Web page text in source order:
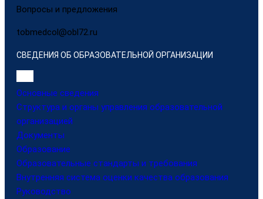
Вопросы и предложения
tobmedcol@obl72.ru
СВЕДЕНИЯ ОБ ОБРАЗОВАТЕЛЬНОЙ ОРГАНИЗАЦИИ
Основные сведения
Структура и органы управления образовательной
организацией
Документы
Образование
Образовательные стандарты и требования
Внутренняя система оценки качества образования
Руководство